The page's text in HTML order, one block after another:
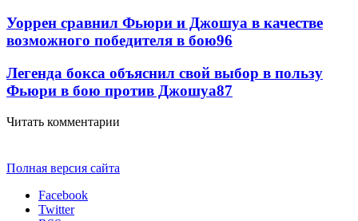
Уоррен сравнил Фьюри и Джошуа в качестве
возможного победителя в бою96
Легенда бокса объяснил свой выбор в пользу
Фьюри в бою против Джошуа87
Читать комментарии
Полная версия сайта
Facebook
Twitter